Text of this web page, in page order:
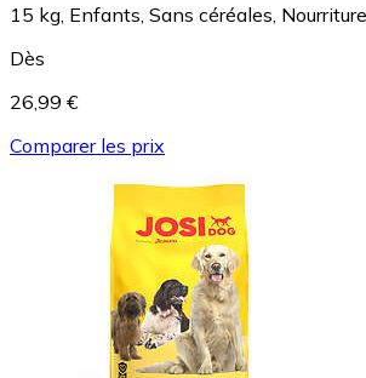
15 kg, Enfants, Sans céréales,
Dès
26,99 €
Comparer les prix